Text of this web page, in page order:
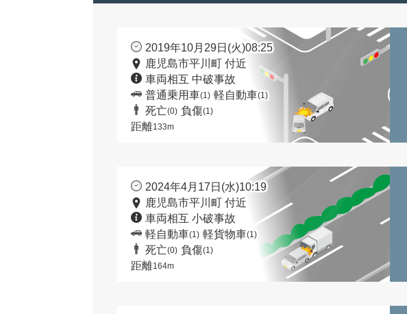
2019年10月29日(火)08:25
鹿児島市平川町 付近
車両相互 中破事故
普通乗用車(1) 軽自動車(1)
死亡(0) 負傷(1)
距離133m
2024年4月17日(水)10:19
鹿児島市平川町 付近
車両相互 小破事故
軽自動車(1) 軽貨物車(1)
死亡(0) 負傷(1)
距離164m